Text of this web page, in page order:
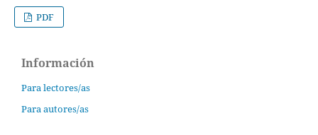
PDF
Información
Para lectores/as
Para autores/as